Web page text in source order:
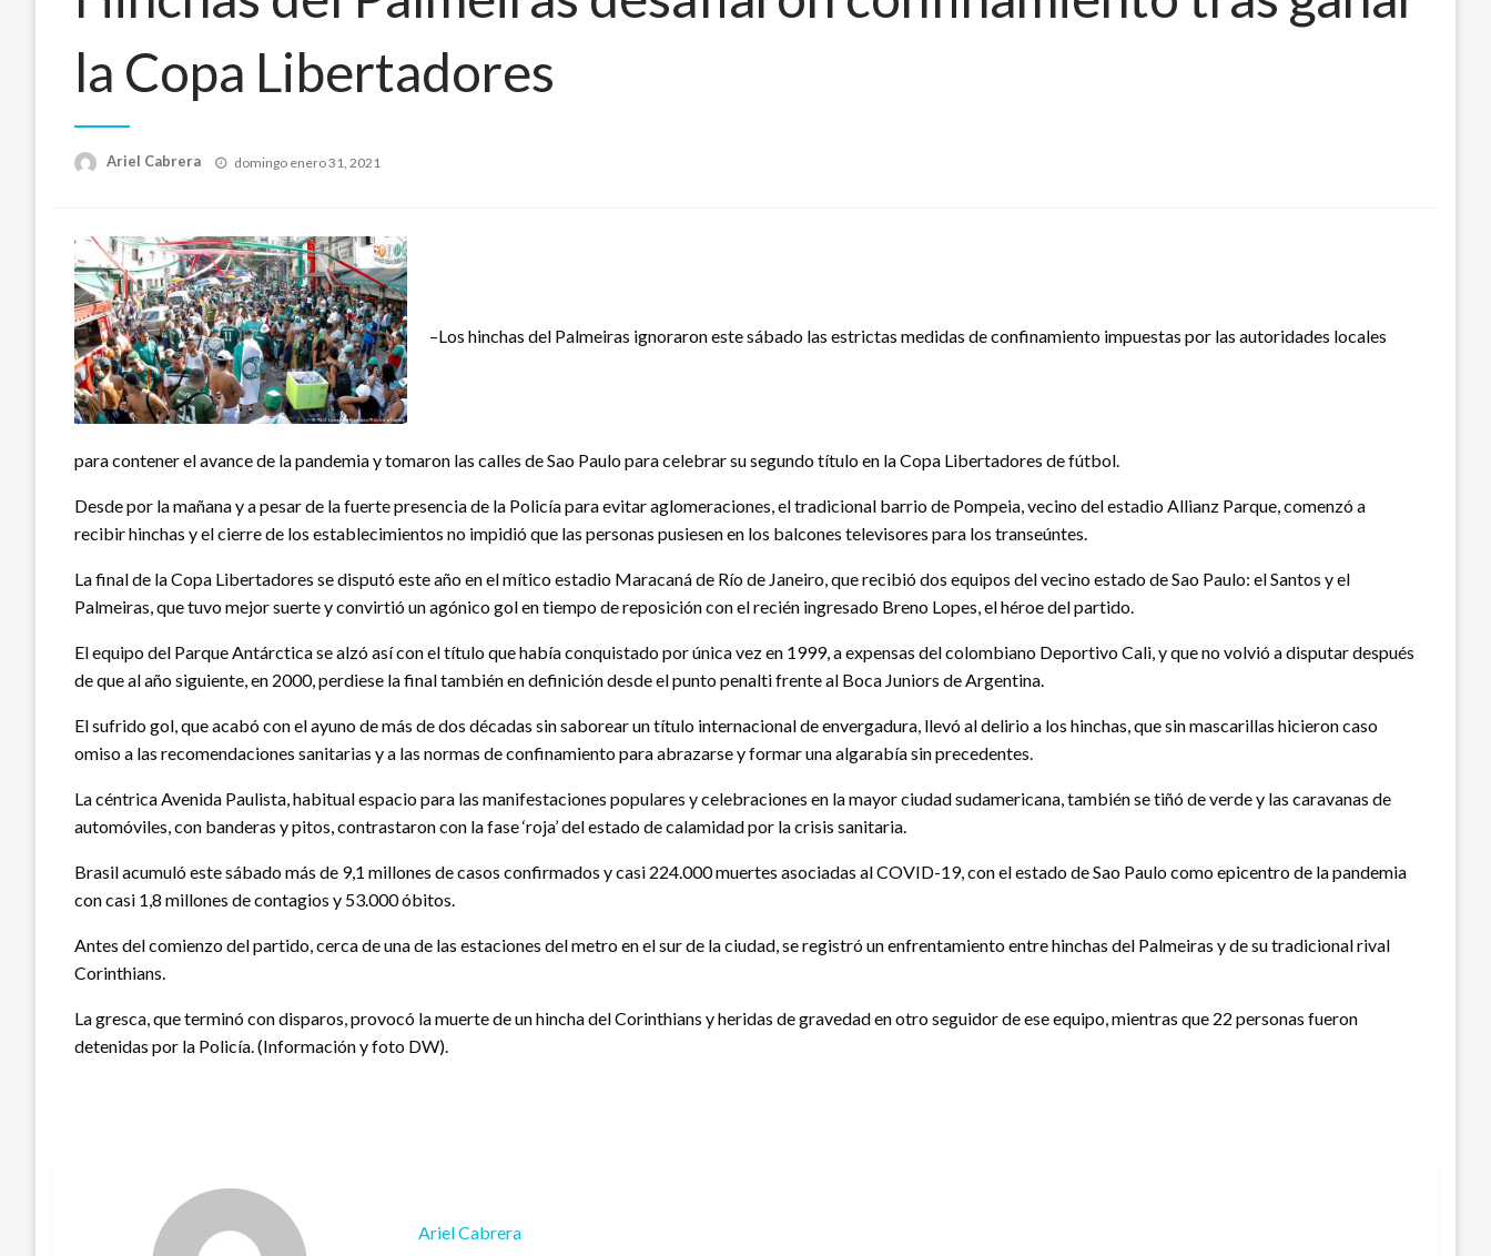
la Copa Libertadores
Ariel Cabrera
Publicado
domingo enero 31, 2021
–Los hinchas del Palmeiras ignoraron este sábado las estrictas medidas de confinamiento impuestas por las autoridades locales
para contener el avance de la pandemia y tomaron las calles de Sao Paulo para celebrar su segundo título en la Copa Libertadores de fútbol.
Desde por la mañana y a pesar de la fuerte presencia de la Policía para evitar aglomeraciones, el tradicional barrio de Pompeia, vecino del estadio Allianz Parque, comenzó a
recibir hinchas y el cierre de los establecimientos no impidió que las personas pusiesen en los balcones televisores para los transeúntes.
La final de la Copa Libertadores se disputó este año en el mítico estadio Maracaná de Río de Janeiro, que recibió dos equipos del vecino estado de Sao Paulo: el Santos y el
Palmeiras, que tuvo mejor suerte y convirtió un agónico gol en tiempo de reposición con el recién ingresado Breno Lopes, el héroe del partido.
El equipo del Parque Antárctica se alzó así con el título que había conquistado por única vez en 1999, a expensas del colombiano Deportivo Cali, y que no volvió a disputar después
de que al año siguiente, en 2000, perdiese la final también en definición desde el punto penalti frente al Boca Juniors de Argentina.
El sufrido gol, que acabó con el ayuno de más de dos décadas sin saborear un título internacional de envergadura, llevó al delirio a los hinchas, que sin mascarillas hicieron caso
omiso a las recomendaciones sanitarias y a las normas de confinamiento para abrazarse y formar una algarabía sin precedentes.
La céntrica Avenida Paulista, habitual espacio para las manifestaciones populares y celebraciones en la mayor ciudad sudamericana, también se tiñó de verde y las caravanas de
automóviles, con banderas y pitos, contrastaron con la fase ‘roja’ del estado de calamidad por la crisis sanitaria.
Brasil acumuló este sábado más de 9,1 millones de casos confirmados y casi 224.000 muertes asociadas al COVID-19, con el estado de Sao Paulo como epicentro de la pandemia
con casi 1,8 millones de contagios y 53.000 óbitos.
Antes del comienzo del partido, cerca de una de las estaciones del metro en el sur de la ciudad, se registró un enfrentamiento entre hinchas del Palmeiras y de su tradicional rival
Corinthians.
La gresca, que terminó con disparos, provocó la muerte de un hincha del Corinthians y heridas de gravedad en otro seguidor de ese equipo, mientras que 22 personas fueron
detenidas por la Policía. (Información y foto DW).
Ariel Cabrera